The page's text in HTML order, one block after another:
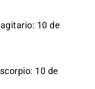
10 de
10 de